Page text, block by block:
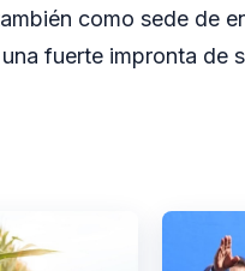
como sede de
fuerte impronta de